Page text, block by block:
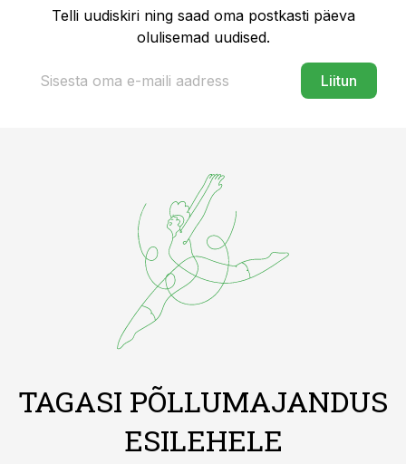
Telli uudiskiri ning saad oma postkasti päeva
olulisemad uudised.
Liitun
TAGASI PÕLLUMAJANDUS
ESILEHELE